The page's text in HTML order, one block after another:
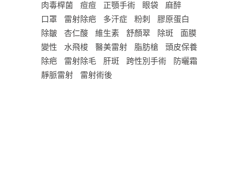
肉毒桿菌
痘痘 正顎手術 眼袋
麻醉
口罩
雷射除疤 多汗症 粉刺
膠原蛋白
除皺
杏仁酸 維生素 舒顏翠 除斑
面膜
變性
水飛梭 醫美雷射 脂肪槍
頭皮保養
除疤
雷射除毛 肝斑 跨性別手術
防曬霜
靜脈雷射
雷射術後